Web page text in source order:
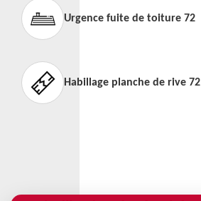
Urgence fuite de toiture 72
Habillage planche de rive 72